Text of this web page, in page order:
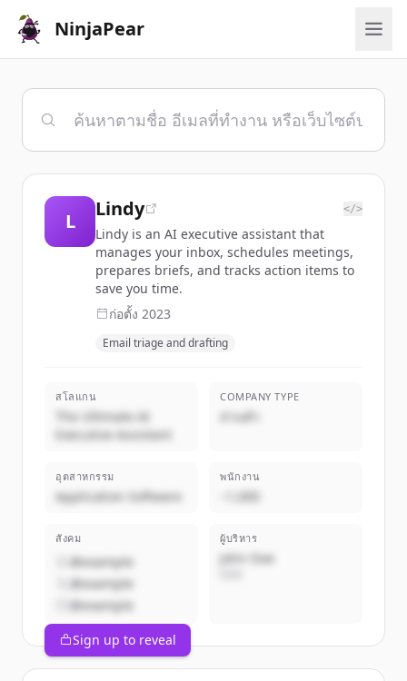
NinjaPear
L
Lindy </>
Lindy is an AI executive assistant that
manages your inbox, schedules meetings,
prepares briefs, and tracks action items to
save you time.
ก่อตั้ง 2023
Email triage and drafting
สโลแกน
The Ultimate AI
Executive Assistant
COMPANY TYPE
ส่วนตัว
อุตสาหกรรม
Application Software
พนักงาน
~1,000
สังคม
@example
@example
@example
ผู้บริหาร
John Doe
Sign up to reveal